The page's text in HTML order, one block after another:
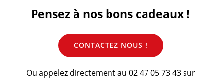
Pensez à nos bons cadeaux !
CONTACTEZ NOUS !
Ou appelez directement au 02 47 05 73 43 sur